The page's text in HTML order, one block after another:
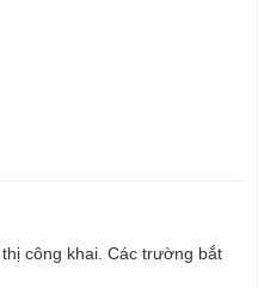
công khai. Các trường bắt